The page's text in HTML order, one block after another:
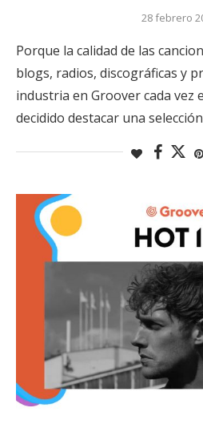
28 febrero
Porque la calidad de las
blogs, radios, discográficas y
industria en Groover cada vez
decidido destacar una